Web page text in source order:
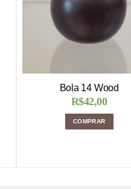
Bola 14 Wood
R$42,00
COMPRAR